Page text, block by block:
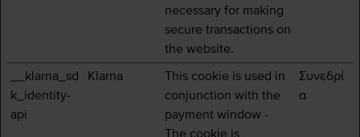
necessary for making
secure transactions on
the website.
__klarna_sd
k_identity-
api
Klarna
This cookie is used in
conjunction with the
payment window -
The cookie is
Συνεδρί
α